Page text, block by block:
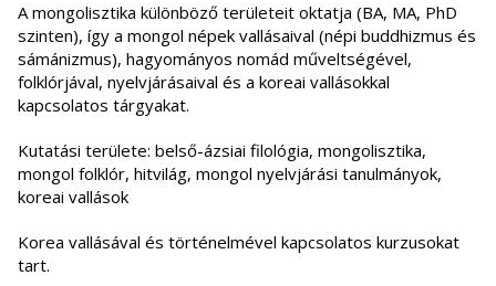
A mongolisztika különböző területeit oktatja (BA, MA, PhD
szinten), így a mongol népek vallásaival (népi buddhizmus és
sámánizmus), hagyományos nomád műveltségével,
folklórjával, nyelvjárásaival és a koreai vallásokkal
kapcsolatos tárgyakat.
Kutatási területe: belső-ázsiai filológia, mongolisztika,
mongol folklór, hitvilág, mongol nyelvjárási tanulmányok,
koreai vallások
Korea vallásával és történelmével kapcsolatos kurzusokat
tart.